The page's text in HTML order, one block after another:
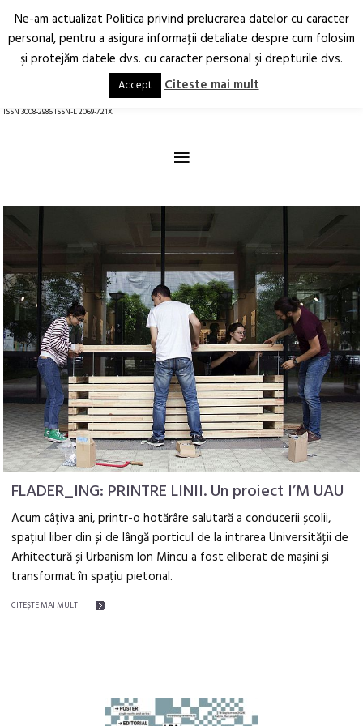
Arhitectură.
Oraș.
RO EN
ISSN 3008-2986 ISSN-L 2069-721X
≡
FLADER_ING: PRINTRE LINII. Un proiect I’M UAU
Acum câțiva ani, printr-o hotărâre salutară a conducerii școlii,
spațiul liber din și de lângă porticul de la intrarea Universității de
Arhitectură și Urbanism Ion Mincu a fost eliberat de mașini și
transformat în spațiu pietonal.
CITEŞTE MAI MULT
Ne-am actualizat Politica privind prelucrarea datelor cu caracter
personal, pentru a asigura informaţii detaliate despre cum folosim
şi protejăm datele dvs. cu caracter personal şi drepturile dvs.
Accept Citeste mai mult